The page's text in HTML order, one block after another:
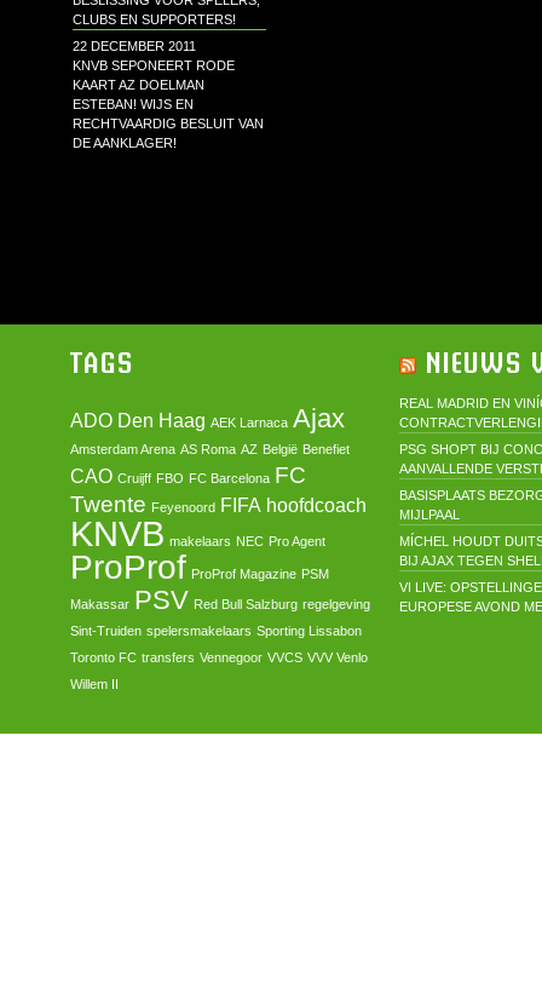
CLUBS EN SUPPORTERS!
22 DECEMBER 2011
KNVB SEPONEERT RODE
KAART AZ DOELMAN
ESTEBAN! WIJS EN
RECHTVAARDIG BESLUIT VAN
DE AANKLAGER!
TAGS
ADO Den Haag AEK Larnaca Ajax
Amsterdam Arena AS Roma AZ België Benefiet
CAO Cruijff FBO FC Barcelona FC
Twente Feyenoord FIFA hoofdcoach
KNVB makelaars NEC Pro Agent
ProProf ProProf Magazine PSM
Makassar PSV Red Bull Salzburg regelgeving
Sint-Truiden spelersmakelaars Sporting Lissabon
Toronto FC transfers Vennegoor VVCS VVV Venlo
Willem II
NIEUWS
REAL MADRID EN
PSG SHOPT BIJ
AANVALLENDE
BASISPLAATS
MIJLPAAL
MÍCHEL HOUDT
BIJ AJAX TEGEN
VI LIVE:
EUROPESE AVOND